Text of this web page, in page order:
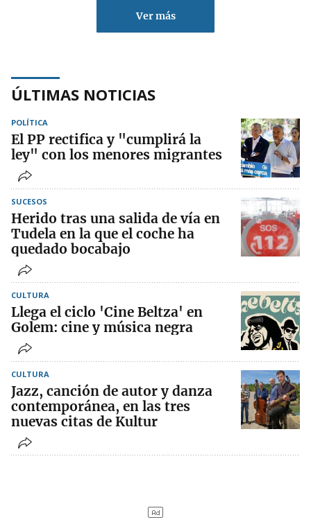
Ver más
ÚLTIMAS NOTICIAS
POLÍTICA
El PP rectifica y "cumplirá la
ley" con los menores migrantes
SUCESOS
Herido tras una salida de vía en
Tudela en la que el coche ha
quedado bocabajo
CULTURA
Llega el ciclo 'Cine Beltza' en
Golem: cine y música negra
CULTURA
Jazz, canción de autor y danza
contemporánea, en las tres
nuevas citas de Kultur